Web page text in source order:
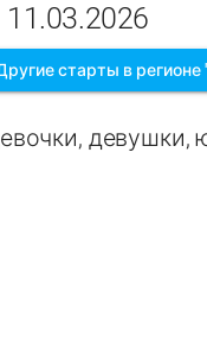
11.03.2026
старты в